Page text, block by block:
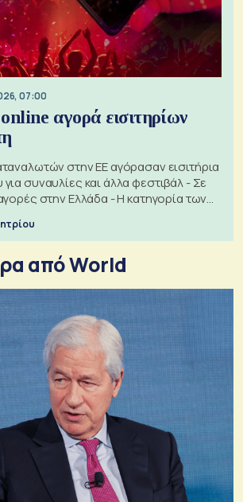
07:00
online αγορά εισιτηρίων
στην ΕΕ αγόρασαν εισιτήρια
συναυλίες και άλλα φεστιβάλ - Σε
στην Ελλάδα - Η κατηγορία των
από World